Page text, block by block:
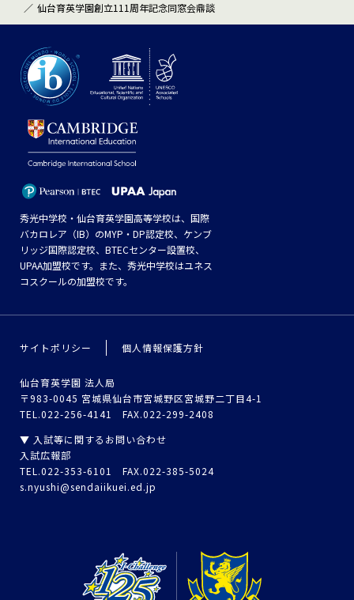
仙台育英学園創立111周年記念同窓会鼎談
秀光中学校・仙台育英学園高等学校は、国際
バカロレア（IB）のMYP・DP認定校、ケンブ
リッジ国際認定校、BTECセンター設置校、
UPAA加盟校です。また、秀光中学校はユネス
コスクールの加盟校です。
サイトポリシー 個人情報保護方針
仙台育英学園 法人局
〒983-0045 宮城県仙台市宮城野区宮城野二丁目4-1
TEL.022-256-4141 FAX.022-299-2408
▼ 入試等に関するお問い合わせ
入試広報部
TEL.022-353-6101 FAX.022-385-5024
s.nyushi@sendaiikuei.ed.jp